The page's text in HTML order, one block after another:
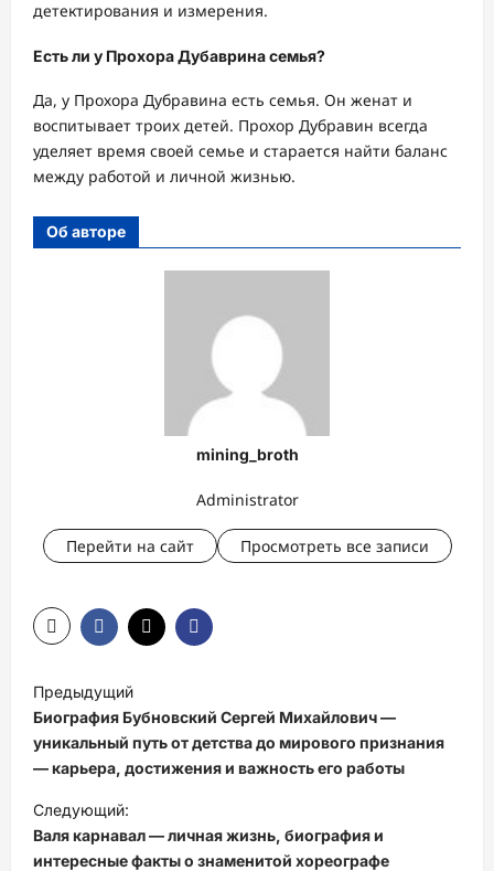
детектирования и измерения.
Есть ли у Прохора Дубаврина семья?
Да, у Прохора Дубравина есть семья. Он женат и
воспитывает троих детей. Прохор Дубравин всегда
уделяет время своей семье и старается найти баланс
между работой и личной жизнью.
Об авторе
mining_broth
Administrator
Перейти на сайт Просмотреть все записи
а
в
г
а
Предыдущий
Биография Бубновский Сергей Михайлович —
уникальный путь от детства до мирового признания
— карьера, достижения и важность его работы
Следующий:
Валя карнавал — личная жизнь, биография и
интересные факты о знаменитой хореографе